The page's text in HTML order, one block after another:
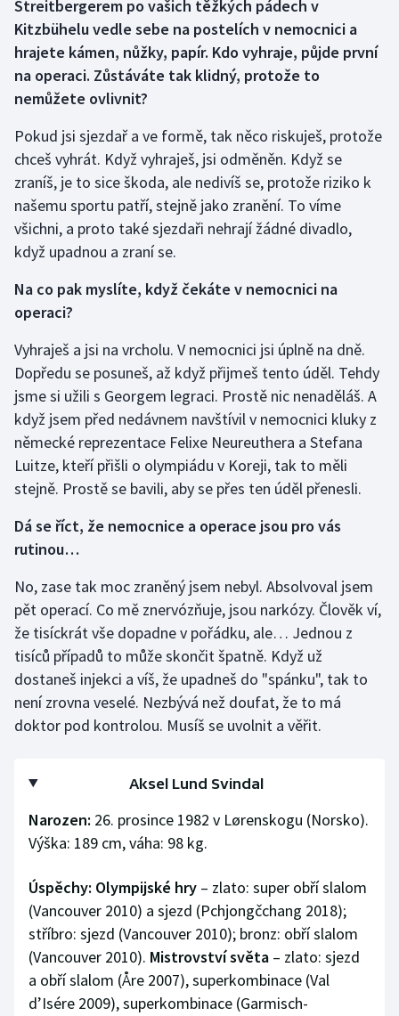
Streitbergerem po vašich těžkých pádech v
Kitzbühelu vedle sebe na postelích v nemocnici a
hrajete kámen, nůžky, papír. Kdo vyhraje, půjde první
na operaci. Zůstáváte tak klidný, protože to
nemůžete ovlivnit?
Pokud jsi sjezdař a ve formě, tak něco riskuješ, protože
chceš vyhrát. Když vyhraješ, jsi odměněn. Když se
zraníš, je to sice škoda, ale nedivíš se, protože riziko k
našemu sportu patří, stejně jako zranění. To víme
všichni, a proto také sjezdaři nehrají žádné divadlo,
když upadnou a zraní se.
Na co pak myslíte, když čekáte v nemocnici na
operaci?
Vyhraješ a jsi na vrcholu. V nemocnici jsi úplně na dně.
Dopředu se posuneš, až když přijmeš tento úděl. Tehdy
jsme si užili s Georgem legraci. Prostě nic nenaděláš. A
když jsem před nedávnem navštívil v nemocnici kluky z
německé reprezentace Felixe Neureuthera a Stefana
Luitze, kteří přišli o olympiádu v Koreji, tak to měli
stejně. Prostě se bavili, aby se přes ten úděl přenesli.
Dá se říct, že nemocnice a operace jsou pro vás
rutinou…
No, zase tak moc zraněný jsem nebyl. Absolvoval jsem
pět operací. Co mě znervózňuje, jsou narkózy. Člověk ví,
že tisíckrát vše dopadne v pořádku, ale… Jednou z
tisíců případů to může skončit špatně. Když už
dostaneš injekci a víš, že upadneš do "spánku", tak to
není zrovna veselé. Nezbývá než doufat, že to má
doktor pod kontrolou. Musíš se uvolnit a věřit.
Aksel Lund Svindal
Narozen: 26. prosince 1982 v Lørenskogu (Norsko).
Výška: 189 cm, váha: 98 kg.
Úspěchy: Olympijské hry – zlato: super obří slalom
(Vancouver 2010) a sjezd (Pchjongčchang 2018);
stříbro: sjezd (Vancouver 2010); bronz: obří slalom
(Vancouver 2010). Mistrovství světa – zlato: sjezd
a obří slalom (Åre 2007), superkombinace (Val
d’Isére 2009), superkombinace (Garmisch-